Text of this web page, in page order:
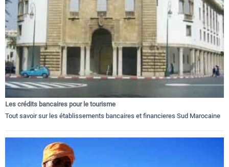
Les crédits bancaires pour le tourisme
Tout savoir sur les établissements bancaires et financieres Sud Marocaine